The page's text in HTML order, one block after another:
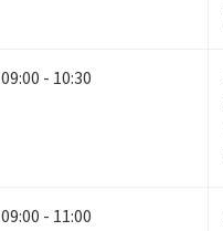
09:00 - 10:30
09:00 - 11:00